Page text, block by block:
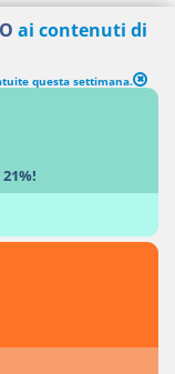
ai contenuti di
questa settimana.